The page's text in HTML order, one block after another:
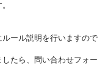
ルール説明を行いますので
たら、問い合わせフォー